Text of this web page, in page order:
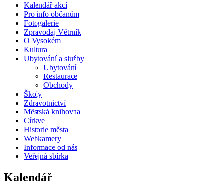
Kalendář akcí
Pro info občanům
Fotogalerie
Zpravodaj Větrník
O Vysokém
Kultura
Ubytování a služby
Ubytování
Restaurace
Obchody
Školy
Zdravotnictví
Městská knihovna
Církve
Historie města
Webkamery
Informace od nás
Veřejná sbírka
Kalendář